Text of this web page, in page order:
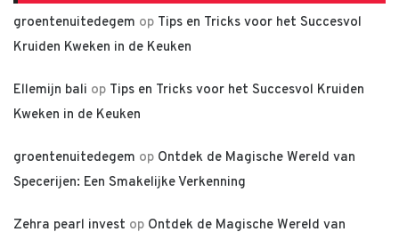
groentenuitedegem op Tips en Tricks voor het Succesvol
Kruiden Kweken in de Keuken
Ellemijn bali op Tips en Tricks voor het Succesvol Kruiden
Kweken in de Keuken
groentenuitedegem op Ontdek de Magische Wereld van
Specerijen: Een Smakelijke Verkenning
Zehra pearl invest op Ontdek de Magische Wereld van